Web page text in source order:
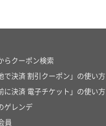
らクーポン検索
で決済 割引クーポン」の使い方
に決済 電子チケット」の使い方
ゲレンデ
員